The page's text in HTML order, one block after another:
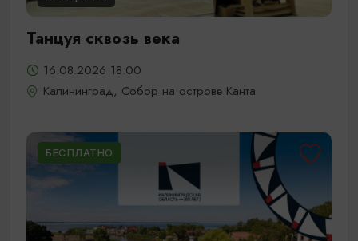
Танцуя сквозь века
16.08.2026 18:00
Калининград, Собор на острове Канта
БЕСПЛАТНО